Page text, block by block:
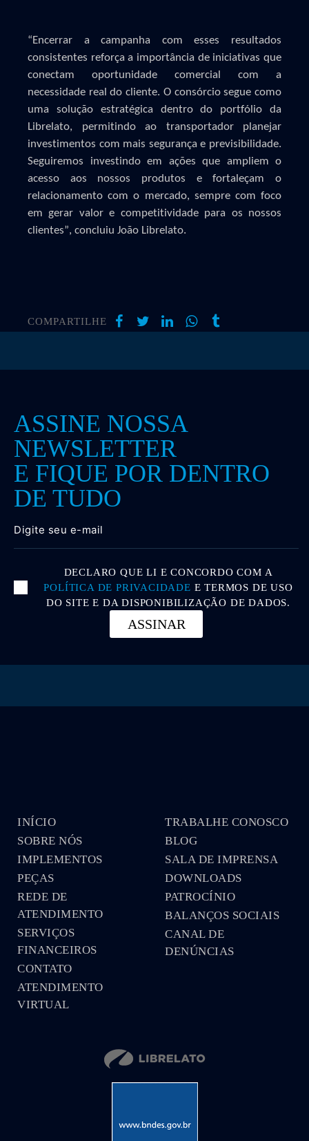
“Encerrar a campanha comesses resultados
consistentes reforça a importância de iniciativas que
conectam oportunidade comercial com a
necessidade real do cliente. O consórcio segue como
uma solução estratégica dentro do portfólio da
Librelato, permitindo ao transportador planejar
investimentos com mais segurança e previsibilidade.
Seguiremos investindo em ações que ampliem o
acesso aos nossos produtos e fortaleçam o
relacionamento com o mercado, sempre com foco
em gerar valor e competitividade para os nossos
clientes”, concluiu João Librelato.
COMPARTILHE
ASSINE NOSSA
NEWSLETTER
E FIQUE POR DENTRO
DE TUDO
ASSINAR
DECLARO QUE LI E CONCORDO COM A
POLÍTICA DE PRIVACIDADE E TERMOS DE USO
DO SITE E DA DISPONIBILIZAÇÃO DE DADOS.
INÍCIO
SOBRE NÓS
IMPLEMENTOS
PEÇAS
REDE DE
ATENDIMENTO
SERVIÇOS
FINANCEIROS
CONTATO
ATENDIMENTO
VIRTUAL
TRABALHE CONOSCO
BLOG
SALA DE IMPRENSA
DOWNLOADS
PATROCÍNIO
BALANÇOS SOCIAIS
CANAL DE
DENÚNCIAS